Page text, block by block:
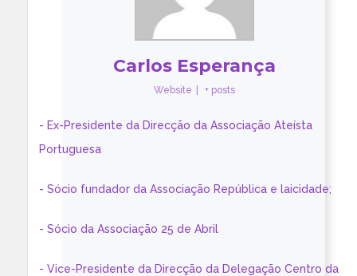
Carlos Esperança
Website + posts
- Ex-Presidente da Direcção da Associação Ateísta
Portuguesa
- Sócio fundador da Associação República e laicidade;
- Sócio da Associação 25 de Abril
- Vice-Presidente da Direcção da Delegação Centro da